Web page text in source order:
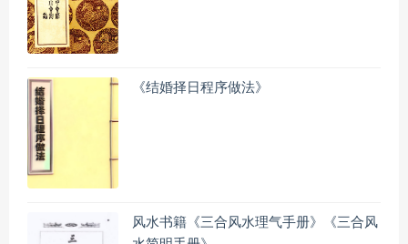
《结婚择日程序做法》
风水书籍《三合风水理气手册》《三合风